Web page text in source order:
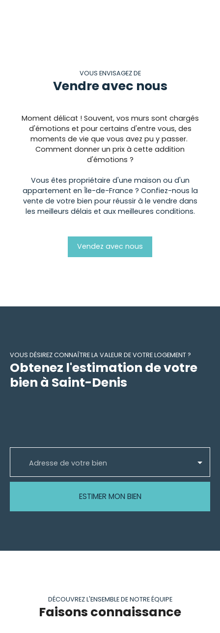
VOUS ENVISAGEZ DE
Vendre avec nous
Moment délicat ! Souvent, vos murs sont chargés
d'émotions et pour certains d'entre vous, des
moments de vie que vous avez pu y passer.
Comment donner un prix à cette addition
d'émotions ?
Vous êtes propriétaire d'une maison ou d'un
appartement en Île-de-France ? Confiez-nous la
vente de votre bien pour réussir à le vendre dans
les meilleurs délais et aux meilleures conditions.
Vendez avec nous
VOUS DÉSIREZ CONNAÎTRE LA VALEUR DE VOTRE LOGEMENT ?
Obtenez l'estimation de votre
bien à Saint-Denis
Adresse de votre bien
ESTIMER MON BIEN
DÉCOUVREZ L'ENSEMBLE DE NOTRE ÉQUIPE
Faisons connaissance